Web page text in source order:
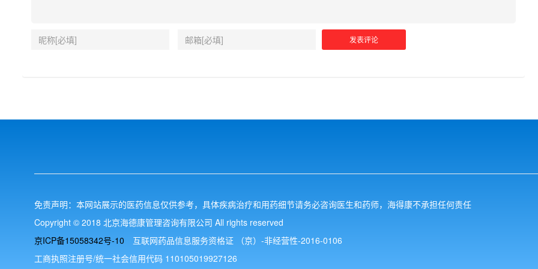
免责声明：本网站展示的医药信息仅供参考，具体疾病治疗和用药细节请务必咨询医生和药师，海得康不承担任何责任
Copyright © 2018 北京海德康管理咨询有限公司 All rights reserved
京ICP备15058342号-10 互联网药品信息服务资格证 （京）-非经营性-2016-0106
工商执照注册号/统一社会信用代码 110105019927126